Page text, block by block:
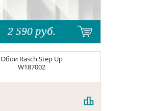
2 590 руб.
Обои Rasch Step Up
W187002